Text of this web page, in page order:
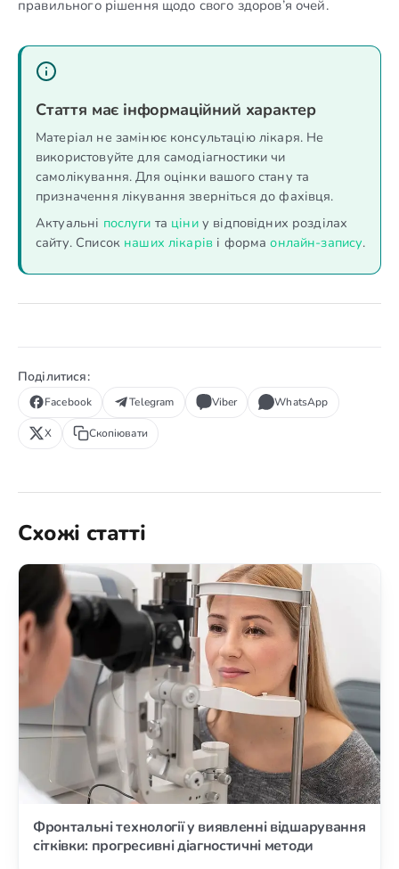
правильного рішення щодо свого здоров’я очей.
Стаття має інформаційний характер
Матеріал не замінює консультацію лікаря. Не
використовуйте для самодіагностики чи
самолікування. Для оцінки вашого стану та
призначення лікування зверніться до фахівця.
Актуальні послуги та ціниу відповідних розділах
сайту. Список наших лікарів і формаонлайн-запису.
Поділитися:
Facebook Telegram Viber WhatsApp
X Скопіювати
Схожі статті
Фронтальні технології у виявленні відшарування
сітківки: прогресивні діагностичні методи